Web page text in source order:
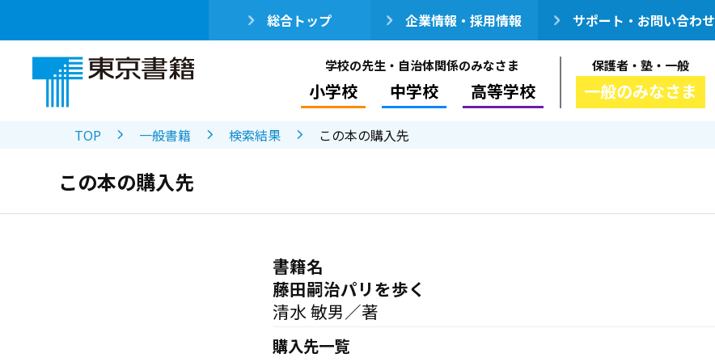
総合トップ 企業情報・採用情報 サポート・お問い合わせ
学校の先生・自治体関係のみなさま
小学校 中学校 高等学校
保護者・塾・一般
一般のみなさま
TOP 一般書籍 検索結果 この本の購入先
この本の購入先
書籍名
藤田嗣治パリを歩く
清水 敏男／著
購入先一覧